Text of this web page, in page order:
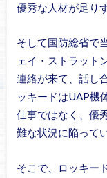
優秀な人材が足り
そして国防総省で
ェイ・ストラット
連絡が来て、話し
ッキードはUAP機
仕事ではなく、優
難な状況に陥って
そこで、ロッキー